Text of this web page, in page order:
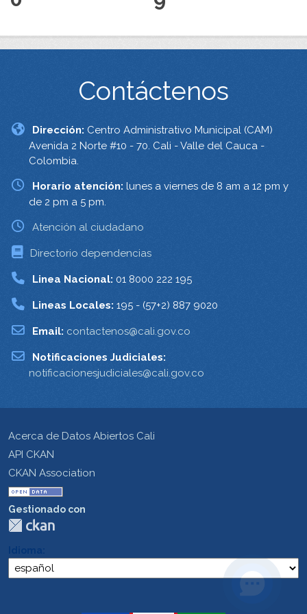
Contáctenos
Dirección: Centro Administrativo Municipal (CAM)
Avenida 2 Norte #10 - 70. Cali - Valle del Cauca -
Colombia.
Horario atención: lunes a viernes de 8 am a 12 pm y
de 2 pm a 5 pm.
Atención al ciudadano
Directorio dependencias
Linea Nacional: 01 8000 222 195
Lineas Locales: 195 - (57+2) 887 9020
Email: contactenos@cali.gov.co
Notificaciones Judiciales:
notificacionesjudiciales@cali.gov.co
Acerca de Datos Abiertos Cali
API CKAN
CKAN Association
Gestionado con